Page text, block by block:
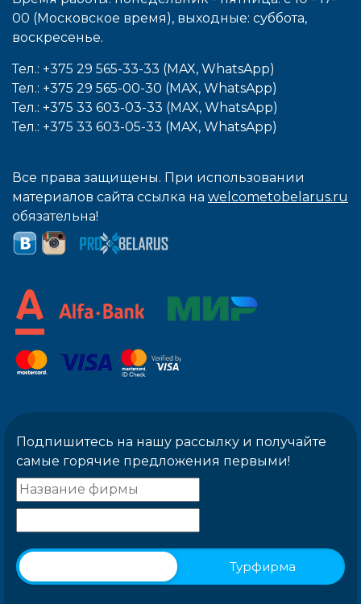
00 (Московское время), выходные: cуббота,
воcкресенье.
Тел.: +375 29 565-33-33 (MAX, WhatsApp)
Тел.: +375 29 565-00-30 (MAX, WhatsApp)
Тел.: +375 33 603-03-33 (MAX, WhatsApp)
Тел.: +375 33 603-05-33 (MAX, WhatsApp)
Все права защищены. При использовании
материалов сайта ссылка на welcometobelarus.ru
обязательна!
Подпишитесь на нашу рассылку и получайте
самые горячие предложения первыми!
Турфирма